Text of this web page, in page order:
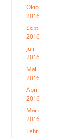
Oktober
2016
September
2016
Juli
2016
Mai
2016
April
2016
März
2016
Februar